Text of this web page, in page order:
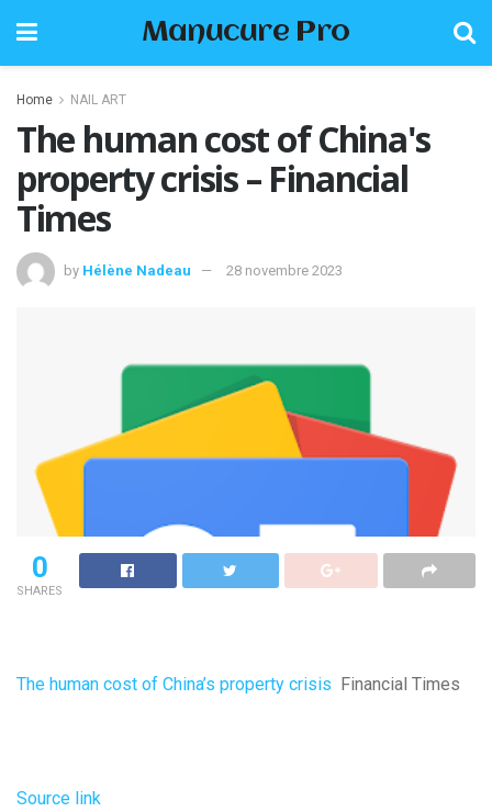
Manucure Pro
Home NAIL ART
The human cost of China's
property crisis – Financial
Times
by Hélène Nadeau 28 novembre 2023
0
SHARES
The human cost of China’s property crisis Financial Times
Source link